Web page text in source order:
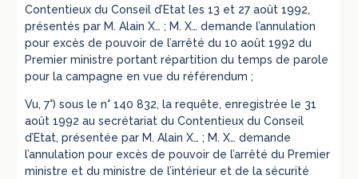
Contentieux du Conseil d’Etat les 13 et 27 août 1992,
présentés par M. Alain X… ; M. X… demande l’annulation
pour excès de pouvoir de l’arrêté du 10 août 1992 du
Premier ministre portant répartition du temps de parole
pour la campagne en vue du référendum ;
Vu, 7°) sous le n° 140 832, la requête, enregistrée le 31
août 1992 au secrétariat du Contentieux du Conseil
d’Etat, présentée par M. Alain X… ; M. X… demande
l’annulation pour excès de pouvoir de l’arrêté du Premier
ministre et du ministre de l’intérieur et de la sécurité